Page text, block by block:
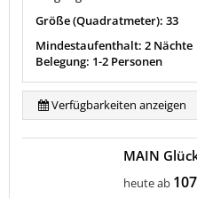
Größe (Quadratmeter): 33
Mindestaufenthalt: 2 Nächte
Belegung: 1-2 Personen
Verfügbarkeiten anzeigen
MAIN
heute ab